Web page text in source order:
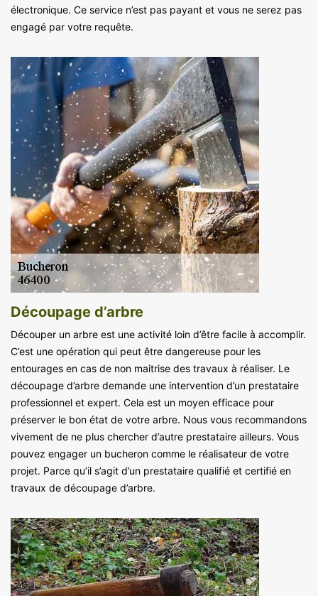
électronique. Ce service n’est pas payant et vous ne serez pas
engagé par votre requête.
Découpage d’arbre
Découper un arbre est une activité loin d’être facile à accomplir.
C’est une opération qui peut être dangereuse pour les
entourages en cas de non maitrise des travaux à réaliser. Le
découpage d’arbre demande une intervention d’un prestataire
professionnel et expert. Cela est un moyen efficace pour
préserver le bon état de votre arbre. Nous vous recommandons
vivement de ne plus chercher d’autre prestataire ailleurs. Vous
pouvez engager un bucheron comme le réalisateur de votre
projet. Parce qu’il s’agit d’un prestataire qualifié et certifié en
travaux de découpage d’arbre.